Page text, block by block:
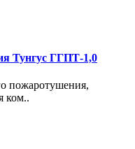
Тунгус ГГПТ-1,0
пожаротушения,
ком..